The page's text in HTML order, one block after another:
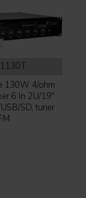
130W 4/ohm
6 In 2U/19''
SD, tuner